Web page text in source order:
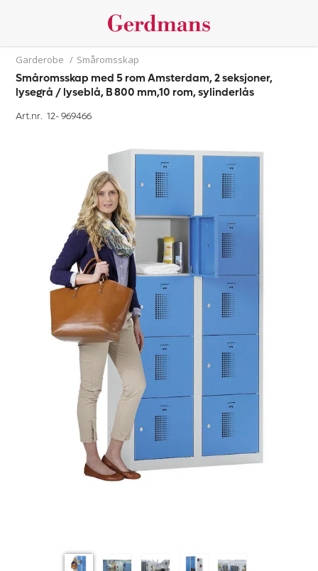
Garderobe / Småromsskap
Småromsskap med 5 rom Amsterdam, 2 seksjoner,
lysegrå / lyseblå, B 800 mm,10 rom, sylinderlås
Art.nr. 12-969466